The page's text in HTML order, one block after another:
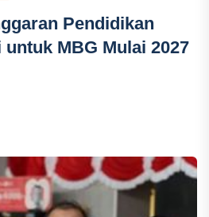
Pendidikan
MBG Mulai 2027